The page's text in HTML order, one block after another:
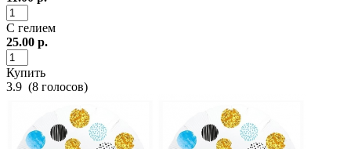
С гелием
25.00 р.
Купить
3.9 (8 голосов)